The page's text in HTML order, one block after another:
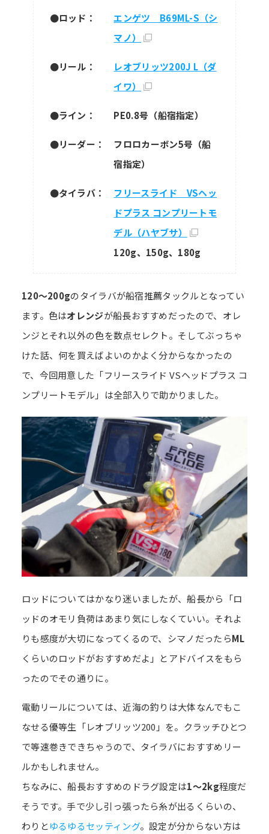
●ロッド ：
エンゲツ B69ML-S（シ
マノ）
●リール：
レオブリッツ200J L（ダ
イワ）
●ライン： PE0.8号（船宿指定）
●リーダー：
フロロカーボン5号（船
宿指定）
●タイラバ：
フリースライド VSヘッ
ドプラス コンプリートモ
デル（ハヤブサ）
120g、150g、180g
120～200gのタイラバが船宿推薦タックルとなってい
ます。色はオレンジが船長おすすめだったので、オレ
ンジとそれ以外の色を数点セレクト。そしてぶっちゃ
けた話、何を買えばよいのかよく分からなかったの
で、今回用意した「フリースライド VSヘッドプラス コ
ンプリートモデル」は全部入りで助かりました。
ロッドについてはかなり迷いましたが、船長から「ロ
ッドのオモリ負荷はあまり気にしなくていい。それよ
りも感度が大切になってくるので、シマノだったらML
くらいのロッドがおすすめだよ」とアドバイスをもら
ったのでその通りに。
電動リールについては、近海の釣りは大体なんでもこ
なせる優等生「レオブリッツ200」を。クラッチひとつ
で等速巻きできちゃうので、タイラバにおすすめリー
ルかもしれません。
ちなみに、船長おすすめのドラグ設定は1～2kg程度だ
そうです。手で少し引っ張ったら糸が出るくらいの、
わりとゆるゆるセッティング。設定が分からない方は